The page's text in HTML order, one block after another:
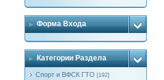
Форма Входа
Категории Раздела
Спорт и ВФСК ГТО [192]